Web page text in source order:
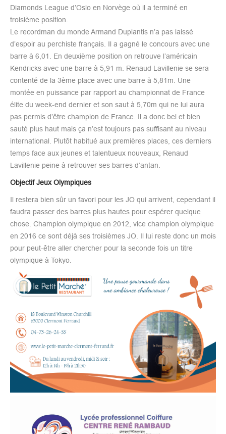
Diamonds League d’Oslo en Norvège où il a terminé en
troisième position.
Le recordman du monde Armand Duplantis n’a pas laissé
d’espoir au perchiste français. Il a gagné le concours avec une
barre à 6,01. En deuxième position on retrouve l’américain
Kendricks avec une barre à 5,91 m. Renaud Lavillenie se sera
contenté de la 3ème place avec une barre à 5,81m. Une
montée en puissance par rapport au championnat de France
élite du week-end dernier et son saut à 5,70m qui ne lui aura
pas permis d’être champion de France. Il a donc bel et bien
sauté plus haut mais ça n’est toujours pas suffisant au niveau
international. Plutôt habitué aux premières places, ces derniers
temps face aux jeunes et talentueux nouveaux, Renaud
Lavillenie peine à retrouver ses barres d’antan.
Objectif Jeux Olympiques
Il restera bien sûr un favori pour les JO qui arrivent, cependant il
faudra passer des barres plus hautes pour espérer quelque
chose. Champion olympique en 2012, vice champion olympique
en 2016 ce sont déjà ses troisièmes JO. Il lui reste donc un mois
pour peut-être aller chercher pour la seconde fois un titre
olympique à Tokyo.